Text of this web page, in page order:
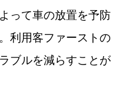
って車の放置を予防
利用客ファーストの
ブルを減らすことが